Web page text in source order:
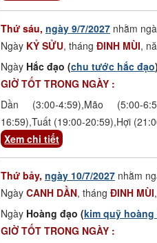
Thứ sáu, ngày 9/7/2027 nhằm
Ngày KỶ SỬU, tháng ĐINH MÙI,
Ngày Hắc đạo (chu tước hắc đạo)
GIỜ TỐT TRONG NGÀY :
Dần (3:00-4:59),Mão (5:00-
16:59),Tuất (19:00-20:59),Hợi
Xem chi tiết
Thứ bảy, ngày 10/7/2027 nhằm
Ngày CANH DẦN, tháng ĐINH MÙI
Ngày Hoàng đạo (kim quỹ hoàng
GIỜ TỐT TRONG NGÀY :